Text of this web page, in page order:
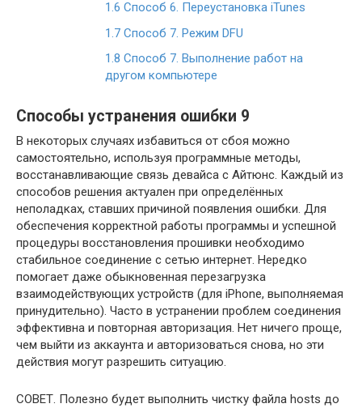
1.6 Способ 6. Переустановка iTunes
1.7 Способ 7. Режим DFU
1.8 Способ 7. Выполнение работ на
другом компьютере
Способы устранения ошибки 9
В некоторых случаях избавиться от сбоя можно
самостоятельно, используя программные методы,
восстанавливающие связь девайса с Айтюнс. Каждый из
способов решения актуален при определённых
неполадках, ставших причиной появления ошибки. Для
обеспечения корректной работы программы и успешной
процедуры восстановления прошивки необходимо
стабильное соединение с сетью интернет. Нередко
помогает даже обыкновенная перезагрузка
взаимодействующих устройств (для iPhone, выполняемая
принудительно). Часто в устранении проблем соединения
эффективна и повторная авторизация. Нет ничего проще,
чем выйти из аккаунта и авторизоваться снова, но эти
действия могут разрешить ситуацию.
СОВЕТ. Полезно будет выполнить чистку файла hosts до